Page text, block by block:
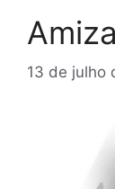
13 de julho